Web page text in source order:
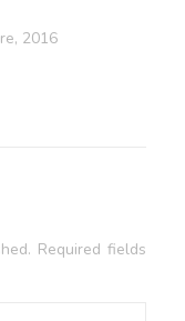
2016
Required fields